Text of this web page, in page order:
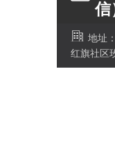
信
地址
红旗社区